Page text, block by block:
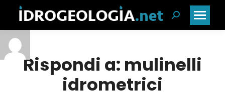
Cerca:
Rispondi a: mulinelli
idrometrici